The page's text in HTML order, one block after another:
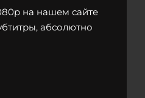
на нашем сайте
абсолютно